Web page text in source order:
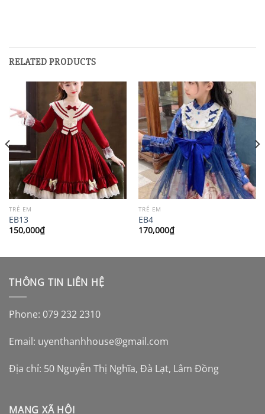
RELATED PRODUCTS
TRẺ EM
EB13
150,000₫
TRẺ EM
EB4
170,000₫
THÔNG TIN LIÊN HỆ
Phone: 079 232 2310
Email: uyenthanhhouse@gmail.com
Địa chỉ: 50 Nguyễn Thị Nghĩa, Đà Lạt, Lâm Đồng
MẠNG XÃ HỘI